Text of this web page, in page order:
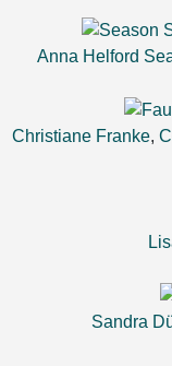
Anna Helford
Christiane Franke,
Sandra